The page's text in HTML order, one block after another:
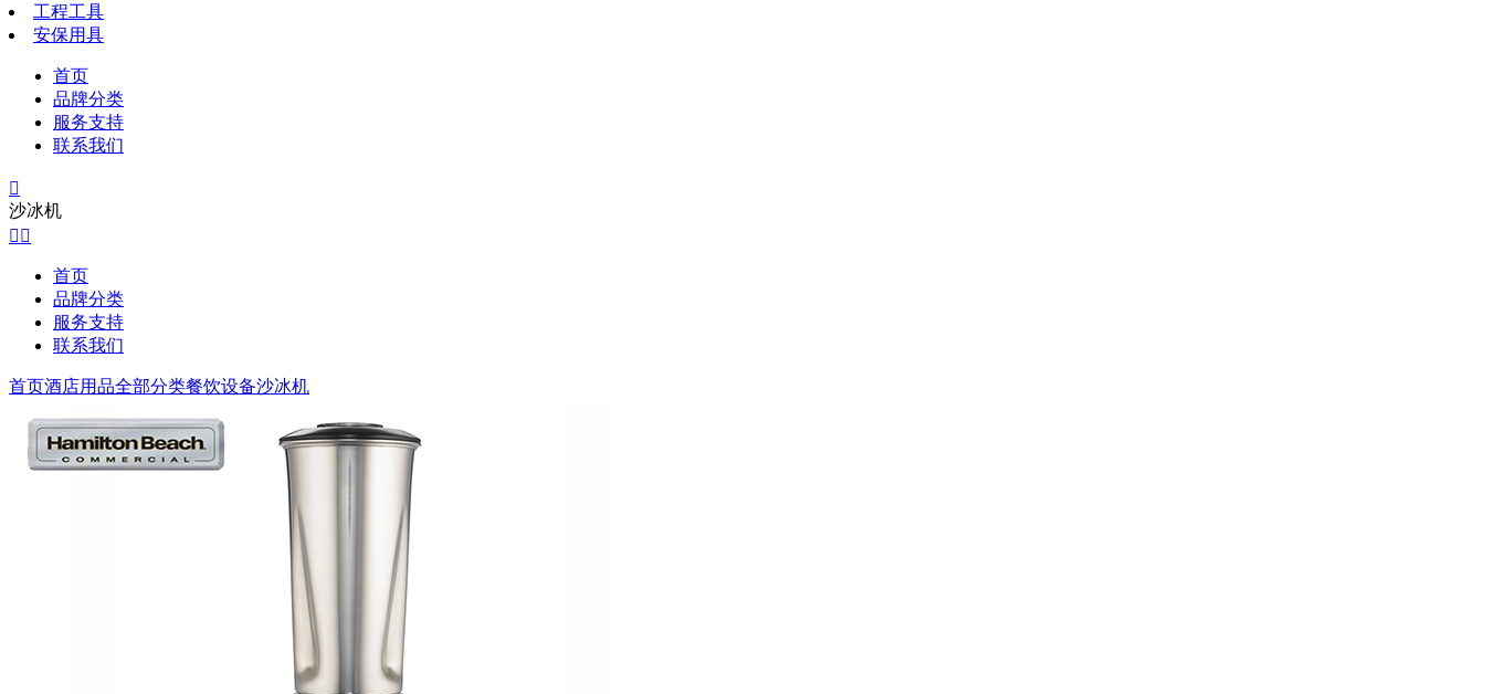
工程工具
安保用具
首页
品牌分类
服务支持
联系我们

沙冰机
 
首页
品牌分类
服务支持
联系我们
首页酒店用品全部分类餐饮设备沙冰机